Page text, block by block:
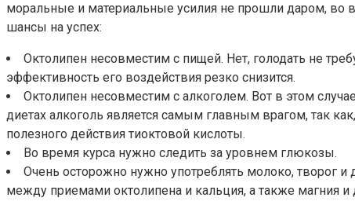
моральные и материальные усилия не прошли даром, во
шансы на успех:
Октолипен несовместим с пищей. Нет, голодать не
эффективность его воздействия резко снизится.
Октолипен несовместим с алкоголем. Вот в этом
диетах алкоголь является самым главным врагом, так
полезного действия тиоктовой кислоты.
Во время курса нужно следить за уровнем глюкозы.
Очень осторожно нужно употреблять молоко, творог
между приемами октолипена и кальция, а также магния и